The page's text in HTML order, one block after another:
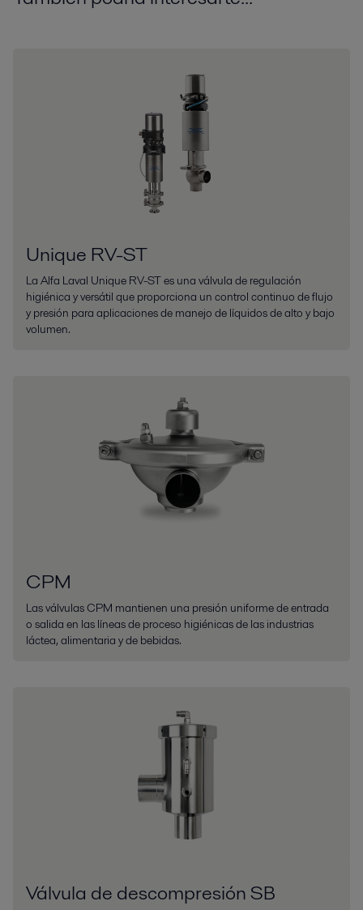
Unique RV-ST
La Alfa Laval Unique RV-ST es una válvula de regulación
higiénica y versátil que proporciona un control continuo de flujo
y presión para aplicaciones de manejo de líquidos de alto y bajo
volumen.
CPM
Las válvulas CPM mantienen una presión uniforme de entrada
o salida en las líneas de proceso higiénicas de las industrias
láctea, alimentaria y de bebidas.
Válvula de descompresión SB